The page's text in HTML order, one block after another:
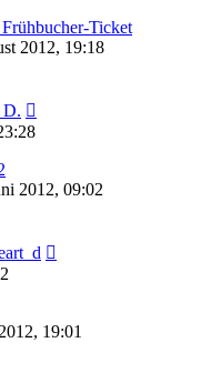
Ticket
2012, 19:18
D.
2012, 09:02
19:01